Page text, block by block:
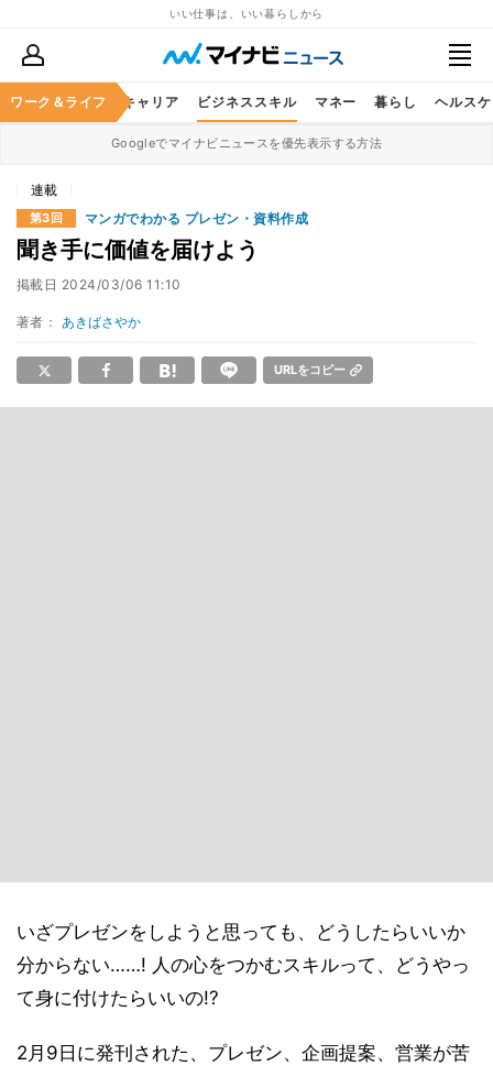
いい仕事は、いい暮らしから
ワーク＆ライフ キャリア ビジネススキル マネー 暮らし ヘルス
Googleでマイナビニュースを優先表示する方法
連載
第3回 マンガでわかる プレゼン・資料作成
聞き手に価値を届けよう
掲載日 2024/03/06 11:10
著者： あきばさやか
URLをコピー
いざプレゼンをしようと思っても、どうしたらいいか
分からない……! 人の心をつかむスキルって、どうやっ
て身に付けたらいいの!?
2月9日に発刊された、プレゼン、企画提案、営業が苦